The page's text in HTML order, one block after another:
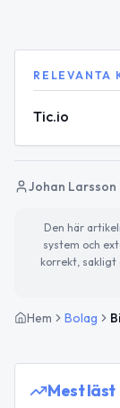
RELEVANTA
Tic.io
Johan Larsson
Den här
system och
korrekt, sakligt
Hem Bolag
Mest läst